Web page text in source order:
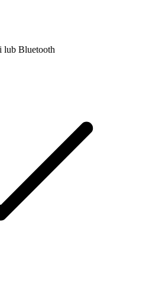
lub Bluetooth